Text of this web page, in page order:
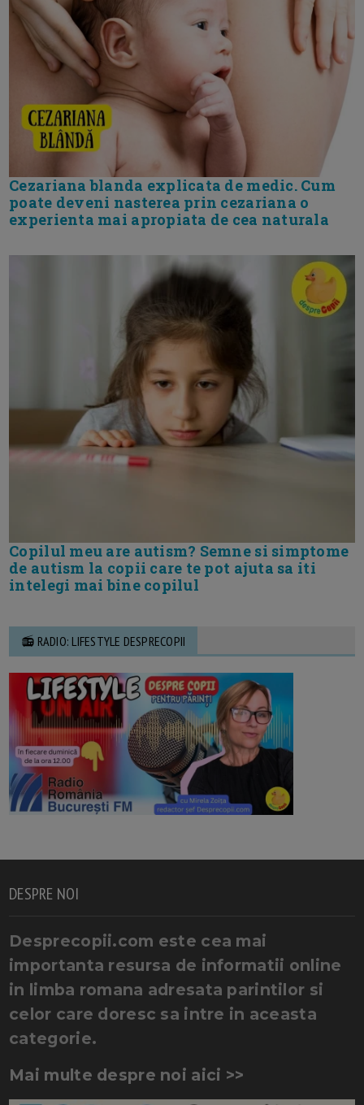
Cezariana blanda explicata de medic. Cum
poate deveni nasterea prin cezariana o
experienta mai apropiata de cea naturala
Copilul meu are autism? Semne si simptome
de autism la copii care te pot ajuta sa iti
intelegi mai bine copilul
📻 RADIO: LIFESTYLE DESPRECOPII
DESPRE NOI
Desprecopii.com este cea mai
importanta resursa de informatii online
in limba romana adresata parintilor si
celor care doresc sa intre in aceasta
categorie.
Mai multe despre noi aici >>